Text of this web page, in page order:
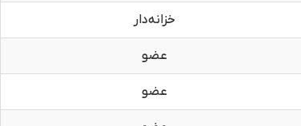
خزانه‌دار
عضو
عضو